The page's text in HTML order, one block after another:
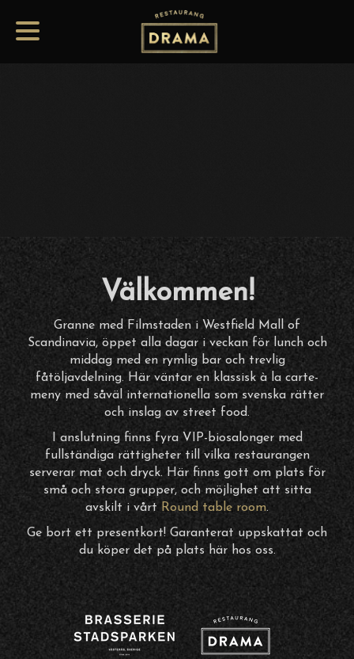
Välkommen!
Granne med Filmstaden i Westfield Mall of
Scandinavia, öppet alla dagar i veckan för lunch och
middag med en rymlig bar och trevlig
fåtöljavdelning. Här väntar en klassisk à la carte-
meny med såväl internationella som svenska rätter
och inslag av street food.
I anslutning finns fyra VIP-biosalonger med
fullständiga rättigheter till vilka restaurangen
serverar mat och dryck. Här finns gott om plats för
små och stora grupper, och möjlighet att sitta
avskilt i vårt Round table room.
Ge bort ett presentkort! Garanterat uppskattat och
du köper det på plats här hos oss.